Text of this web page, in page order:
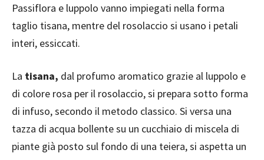
Passiflora e luppolo vanno impiegati nella forma
taglio tisana, mentre del rosolaccio si usano i petali
interi, essiccati.
La tisana, dal profumo aromatico grazie al luppolo e
di colore rosa per il rosolaccio, si prepara sotto forma
di infuso, secondo il metodo classico. Si versa una
tazza di acqua bollente su un cucchiaio di miscela di
piante già posto sul fondo di una teiera, si aspetta un